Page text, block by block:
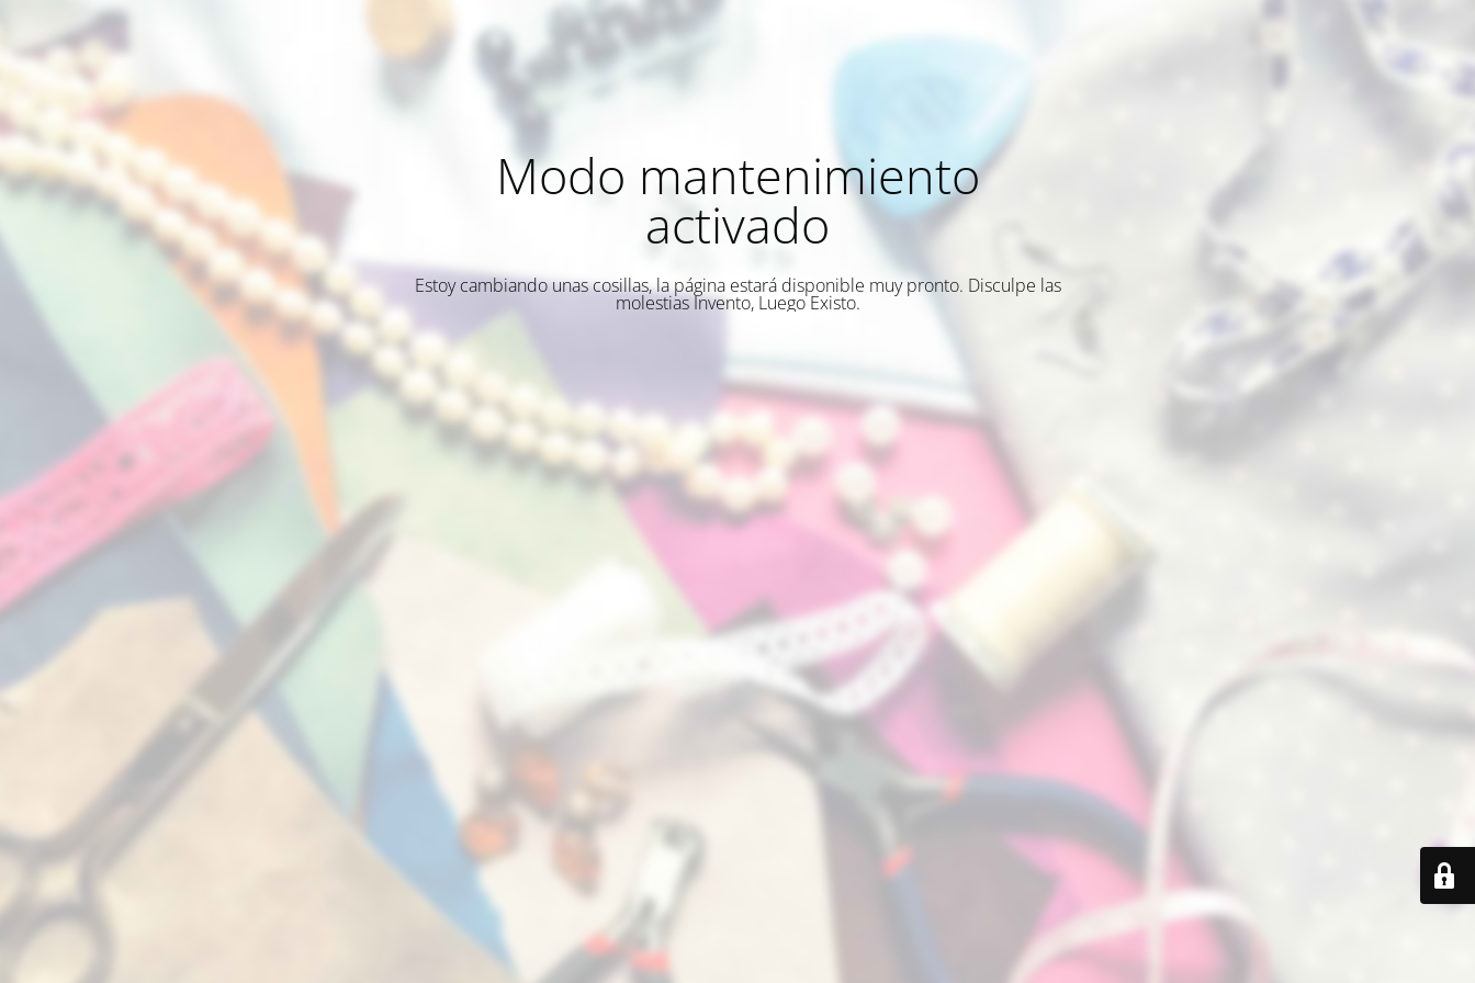
Modo mantenimiento
activado
Estoy cambiando unas cosillas, la página estará disponible muy pronto. Disculpe las
molestias Invento, Luego Existo.